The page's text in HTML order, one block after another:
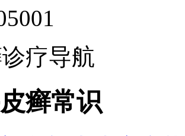
疗导航
癣常识